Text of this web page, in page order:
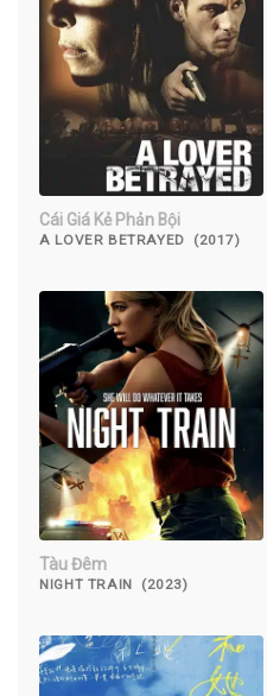
Cái Giá Kẻ Phản Bội
A LOVER BETRAYED (2017)
Tàu Đêm
NIGHT TRAIN (2023)